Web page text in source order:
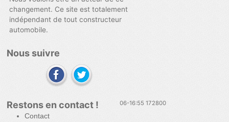
changement. Ce site est totalement
indépendant de tout constructeur
automobile.
Nous suivre
Restons en contact !
Contact
06-16:55 172800